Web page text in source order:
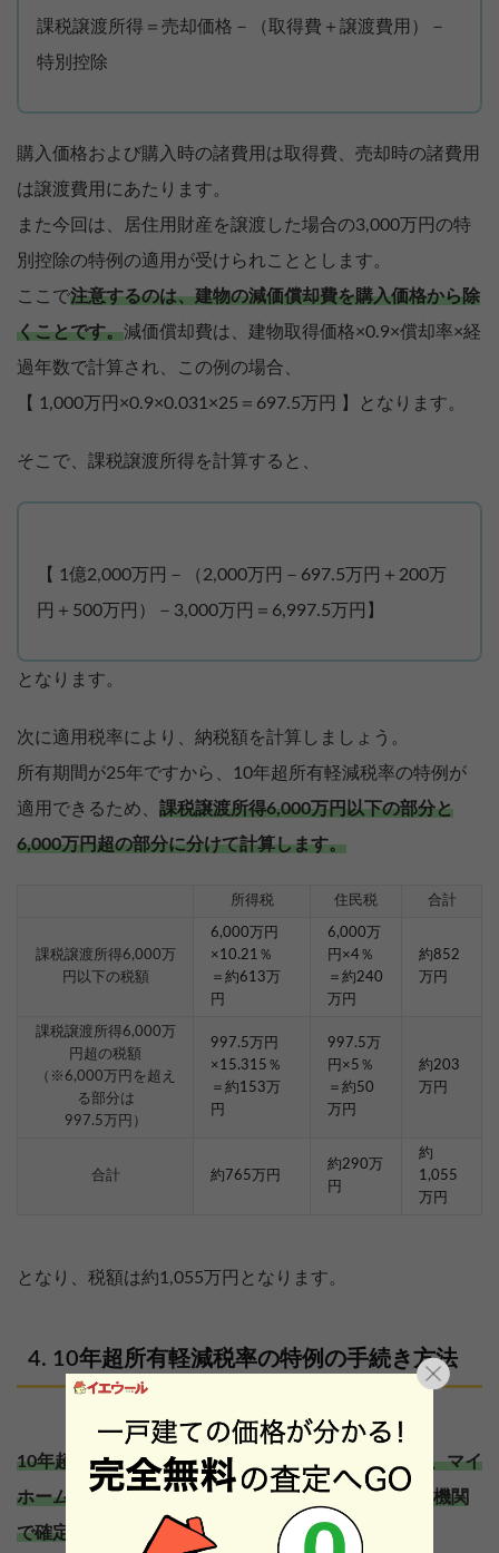
課税譲渡所得＝売却価格－（取得費＋譲渡費用）－
特別控除
購入価格および購入時の諸費用は取得費、売却時の諸費用
は譲渡費用にあたります。
また今回は、居住用財産を譲渡した場合の3,000万円の特
別控除の特例の適用が受けられこととします。
ここで注意するのは、建物の減価償却費を購入価格から除
くことです。減価償却費は、建物取得価格×0.9×償却率×経
過年数で計算され、この例の場合、
【 1,000万円×0.9×0.031×25＝697.5万円 】となります。
そこで、課税譲渡所得を計算すると、
【 1億2,000万円－（2,000万円－697.5万円＋200万
円＋500万円）－3,000万円＝6,997.5万円】
となります。
次に適用税率により、納税額を計算しましょう。
所有期間が25年ですから、10年超所有軽減税率の特例が
適用できるため、 課税譲渡所得6,000万円以下の部分と
6,000万円超の部分に分けて計算します。
所得税 住民税 合計
課税譲渡所得6,000万
円以下の税額
6,000万円
×10.21％
＝約613万
円
6,000万
円×4％
＝約240
万円
約852
万円
課税譲渡所得6,000万
円超の税額
（※6,000万円を超え
る部分は
997.5万円）
997.5万円
×15.315％
＝約153万
円
997.5万
円×5％
＝約50
万円
約203
万円
合計 約765万円
約290万
円
約
1,055
万円
となり、税額は約1,055万円となります。
10年超所有軽減税率の特例の手続き方法
10年超所有軽減税率の特例の適用を受けるためには、マイ
ホームを売却した翌年の2月16日から3月15日までの機関
で確定申告を行う必要があります。